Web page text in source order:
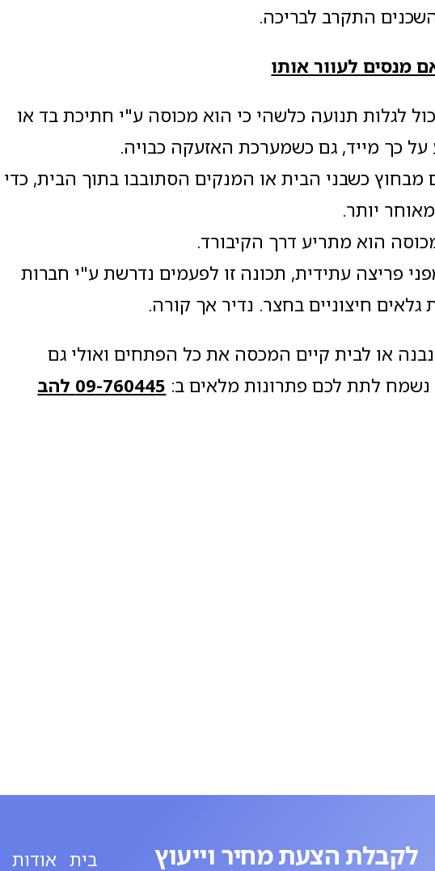
התקרב לבריכה.
מנסים לעוור אותו
לגלות תנועה כלשהי כי הוא מכוסה ע"י חתיכת בד או
כך מייד, גם כשמערכת האזעקה כבויה.
מבחוץ כשבני הבית או המנקים הסתובבו בתוך הבית, כדי
יותר.
הוא מתריע דרך הקיבורד.
פריצה עתידית, תכונה זו לפעמים נדרשת ע"י חברות
חיצוניים בחצר. נדיר אך קורה.
או לבית קיים המכסה את כל הפתחים ואולי גם
לתת לכם פתרונות מלאים ב:
09-760445 להב
לקבלת הצעת מחיר וייעוץ בית אודות